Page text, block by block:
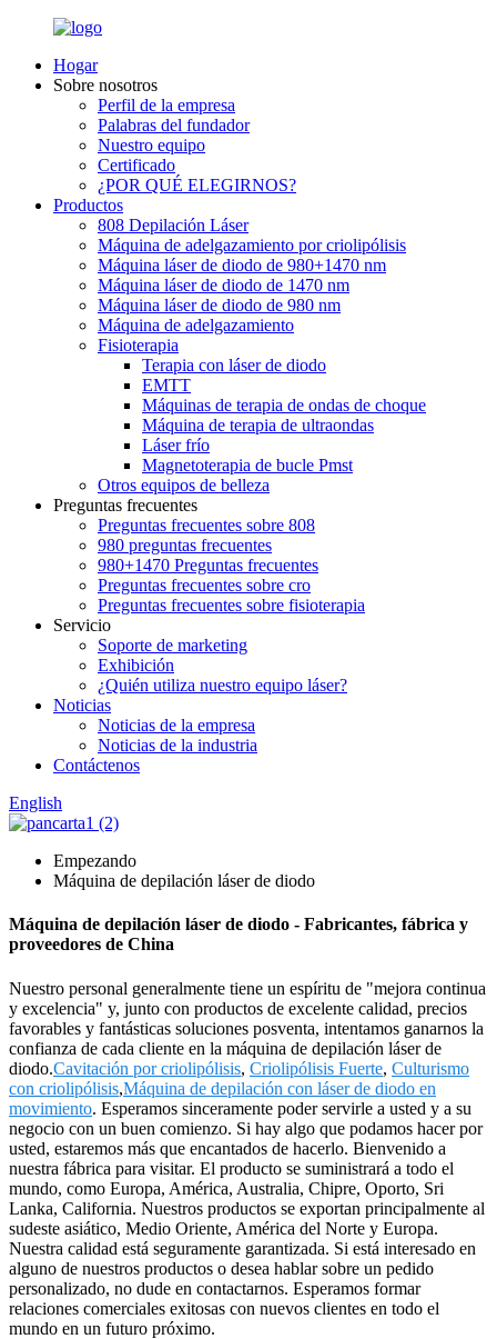
Hogar
Sobre nosotros
Perfil de la empresa
Palabras del fundador
Nuestro equipo
Certificado
¿POR QUÉ ELEGIRNOS?
Productos
808 Depilación Láser
Máquina de adelgazamiento por criolipólisis
Máquina láser de diodo de 980+1470 nm
Máquina láser de diodo de 1470 nm
Máquina láser de diodo de 980 nm
Máquina de adelgazamiento
Fisioterapia
Terapia con láser de diodo
EMTT
Máquinas de terapia de ondas de choque
Máquina de terapia de ultraondas
Láser frío
Magnetoterapia de bucle Pmst
Otros equipos de belleza
Preguntas frecuentes
Preguntas frecuentes sobre 808
980 preguntas frecuentes
980+1470 Preguntas frecuentes
Preguntas frecuentes sobre cro
Preguntas frecuentes sobre fisioterapia
Servicio
Soporte de marketing
Exhibición
¿Quién utiliza nuestro equipo láser?
Noticias
Noticias de la empresa
Noticias de la industria
Contáctenos
English
Empezando
Máquina de depilación láser de diodo
Máquina de depilación láser de diodo - Fabricantes, fábrica y
proveedores de China
Nuestro personal generalmente tiene un espíritu de "mejora continua
y excelencia" y, junto con productos de excelente calidad, precios
favorables y fantásticas soluciones posventa, intentamos ganarnos la
confianza de cada cliente en la máquina de depilación láser de
diodo.Cavitación por criolipólisis, Criolipólisis Fuerte, Culturismo
con criolipólisis,Máquina de depilación con láser de diodo en
movimiento. Esperamos sinceramente poder servirle a usted y a su
negocio con un buen comienzo. Si hay algo que podamos hacer por
usted, estaremos más que encantados de hacerlo. Bienvenido a
nuestra fábrica para visitar. El producto se suministrará a todo el
mundo, como Europa, América, Australia, Chipre, Oporto, Sri
Lanka, California. Nuestros productos se exportan principalmente al
sudeste asiático, Medio Oriente, América del Norte y Europa.
Nuestra calidad está seguramente garantizada. Si está interesado en
alguno de nuestros productos o desea hablar sobre un pedido
personalizado, no dude en contactarnos. Esperamos formar
relaciones comerciales exitosas con nuevos clientes en todo el
mundo en un futuro próximo.